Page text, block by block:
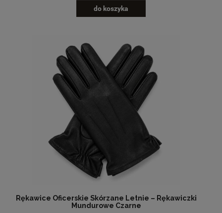
do koszyka
Rękawice Oficerskie Skórzane Letnie – Rękawiczki
Mundurowe Czarne